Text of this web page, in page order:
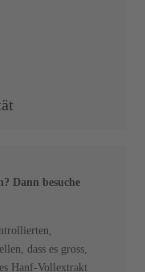
Dann besuche
dass es gross,
Hanf-Vollextrakt